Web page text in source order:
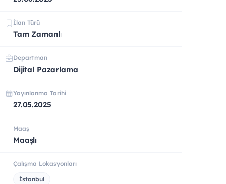
İlan Türü
Tam Zamanlı
Departman
Dijital Pazarlama
Yayınlanma Tarihi
27.05.2025
Maaş
Maaşlı
Çalışma Lokasyonları
İstanbul